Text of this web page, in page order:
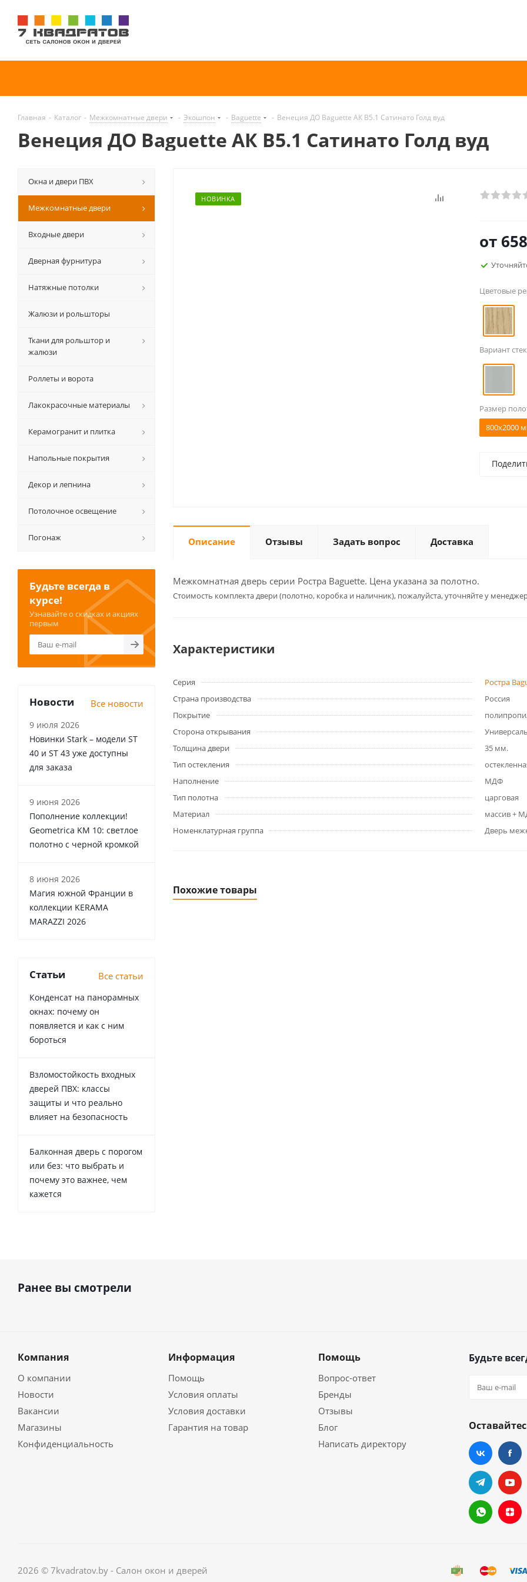
Главная - Каталог - Межкомнатные двери - Экошпон - Baguette - Венеция ДО Baguette АК B5.1 Сатинато Голд вуд
Венеция ДО Baguette АК B5.1 Сатинато Голд вуд
НОВИНКА
от
Цветовые
Вариант
Размер
800x2000
Описание Отзывы Задать вопрос Доставка
Межкомнатная дверь серии Ростра Baguette. Цена указана за полотно.
Cтоимость комплекта двери (полотно, коробка и наличник), пожалуйста, уточняйте у
Характеристики
Серия
Ростра
Страна производства
Россия
Покрытие
Сторона открывания
Толщина двери
35 мм.
Тип остекления
Наполнение
МДФ
Тип полотна
царговая
Материал
массив +
Номенклатурная группа
Дверь
Похожие товары
Окна и двери ПВХ
Межкомнатные двери
Входные двери
Дверная фурнитура
Натяжные потолки
Жалюзи и рольшторы
Ткани для рольштор и
жалюзи
Роллеты и ворота
Лакокрасочные материалы
Керамогранит и плитка
Напольные покрытия
Декор и лепнина
Потолочное освещение
Погонаж
Будьте всегда в
курсе!
Узнавайте о скидках и акциях
первым
Новости Все новости
9 июля 2026
Новинки Stark – модели ST
40 и ST 43 уже доступны
для заказа
9 июня 2026
Пополнение коллекции!
Geometrica KM 10: светлое
полотно с черной кромкой
8 июня 2026
Магия южной Франции в
коллекции KERAMA
MARAZZI 2026
Статьи Все статьи
Конденсат на панорамных
окнах: почему он
появляется и как с ним
бороться
Взломостойкость входных
дверей ПВХ: классы
защиты и что реально
влияет на безопасность
Балконная дверь с порогом
или без: что выбрать и
почему это важнее, чем
кажется
Ранее вы смотрели
Компания
О компании
Новости
Вакансии
Магазины
Конфиденциальность
Информация
Помощь
Условия оплаты
Условия доставки
Гарантия на товар
Помощь
Вопрос-ответ
Бренды
Отзывы
Блог
Написать директору
Будьте
2026 © 7kvadratov.by - Салон окон и дверей